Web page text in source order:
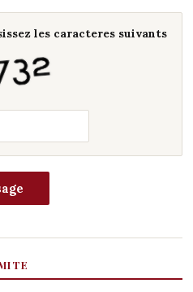
les caracteres suivants